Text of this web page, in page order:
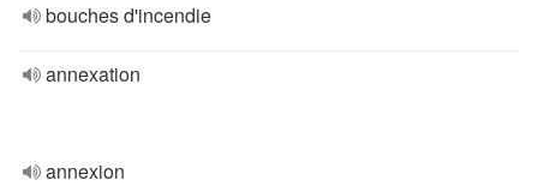
bouches d'incendie
annexation
annexion